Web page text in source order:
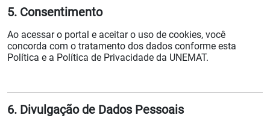
5. Consentimento
Ao acessar o portal e aceitar o uso de cookies, você
concorda com o tratamento dos dados conforme esta
Política e a Política de Privacidade da UNEMAT.
6. Divulgação de Dados Pessoais